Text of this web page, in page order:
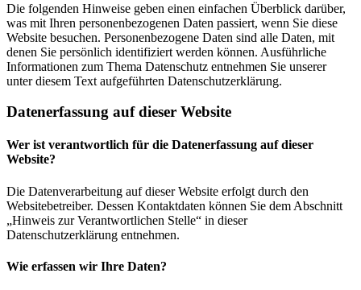
Die folgenden Hinweise geben einen einfachen Überblick darüber,
was mit Ihren personenbezogenen Daten passiert, wenn Sie diese
Website besuchen. Personenbezogene Daten sind alle Daten, mit
denen Sie persönlich identifiziert werden können. Ausführliche
Informationen zum Thema Datenschutz entnehmen Sie unserer
unter diesem Text aufgeführten Datenschutzerklärung.
Datenerfassung auf dieser Website
Wer ist verantwortlich für die Datenerfassung auf dieser
Website?
Die Datenverarbeitung auf dieser Website erfolgt durch den
Websitebetreiber. Dessen Kontaktdaten können Sie dem Abschnitt
„Hinweis zur Verantwortlichen Stelle“ in dieser
Datenschutzerklärung entnehmen.
Wie erfassen wir Ihre Daten?